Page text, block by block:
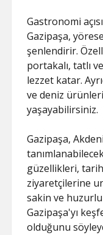
Gastronomi
Gazipaşa,
şenlendirir.
portakalı, tatlı
lezzet katar.
ve deniz
yaşayabilirsiniz.
Gazipaşa,
güzellikleri,
ziyaretçilerine
sakin ve
Gazipaşa'yı
olduğunu